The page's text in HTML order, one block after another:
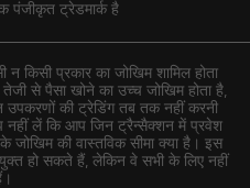
पंजीकृत ट्रेडमार्क है
किसी प्रकार का जोखिम शामिल होता
तेजी से पैसा खोने का उच्च जोखिम होता है,
की ट्रेडिंग तब तक नहीं करनी
नहीं लें कि आप जिन ट्रैन्सैक्शन में प्रवेश
की वास्तविक सीमा क्या है। इस
हो सकते हैं, लेकिन वे सभी के लिए नहीं